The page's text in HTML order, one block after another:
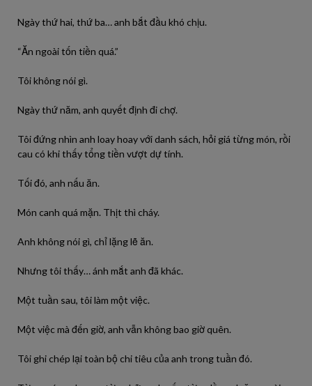
Ngày thứ hai, thứ ba… anh bắt đầu khó chịu.
“Ăn ngoài tốn tiền quá.”
Tôi không nói gì.
Ngày thứ năm, anh quyết định đi chợ.
Tôi đứng nhìn anh loay hoay với danh sách, hỏi giá từng món, rồi
cau có khi thấy tổng tiền vượt dự tính.
Tối đó, anh nấu ăn.
Món canh quá mặn. Thịt thì cháy.
Anh không nói gì, chỉ lặng lẽ ăn.
Nhưng tôi thấy… ánh mắt anh đã khác.
Một tuần sau, tôi làm một việc.
Một việc mà đến giờ, anh vẫn không bao giờ quên.
Tôi ghi chép lại toàn bộ chi tiêu của anh trong tuần đó.